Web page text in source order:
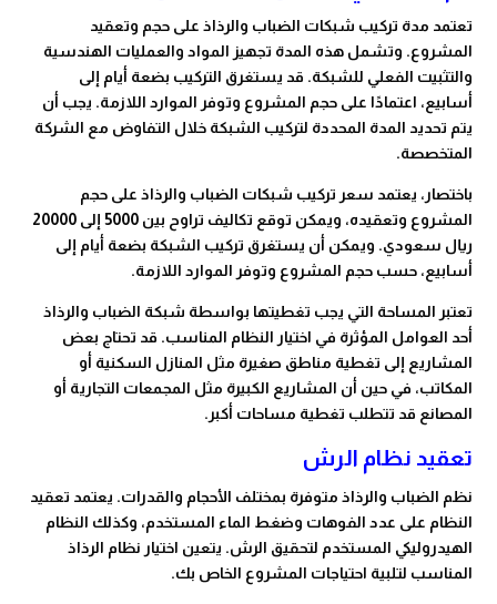
تعتمد مدة تركيب شبكات الضباب والرذاذ على حجم وتعقيد
المشروع. وتشمل هذه المدة تجهيز المواد والعمليات الهندسية
والتثبيت الفعلي للشبكة. قد يستغرق التركيب بضعة أيام إلى
أسابيع، اعتمادًا على حجم المشروع وتوفر الموارد اللازمة. يجب أن
يتم تحديد المدة المحددة لتركيب الشبكة خلال التفاوض مع الشركة
المتخصصة.
باختصار، يعتمد سعر تركيب شبكات الضباب والرذاذ على حجم
المشروع وتعقيده، ويمكن توقع تكاليف تراوح بين 5000 إلى 20000
ريال سعودي. ويمكن أن يستغرق تركيب الشبكة بضعة أيام إلى
أسابيع، حسب حجم المشروع وتوفر الموارد اللازمة.
تعتبر المساحة التي يجب تغطيتها بواسطة شبكة الضباب والرذاذ
أحد العوامل المؤثرة في اختيار النظام المناسب. قد تحتاج بعض
المشاريع إلى تغطية مناطق صغيرة مثل المنازل السكنية أو
المكاتب، في حين أن المشاريع الكبيرة مثل المجمعات التجارية أو
المصانع قد تتطلب تغطية مساحات أكبر.
تعقيد نظام الرش
نظم الضباب والرذاذ متوفرة بمختلف الأحجام والقدرات. يعتمد تعقيد
النظام على عدد الفوهات وضغط الماء المستخدم، وكذلك النظام
الهيدروليكي المستخدم لتحقيق الرش. يتعين اختيار نظام الرذاذ
المناسب لتلبية احتياجات المشروع الخاص بك.